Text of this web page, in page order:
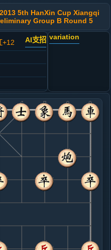
5th HanXin Cup Xiangqi
Group B Round 5
+12 AI支招
车二进四
炮八平七
炮八平七
马８进７
variation